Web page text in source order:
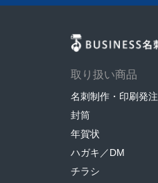
取り扱い商品
名刺制作・印刷発注
封筒
年賀状
ハガキ／DM
チラシ